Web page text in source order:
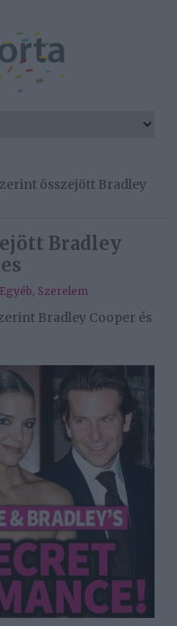
összejött Bradley
Bradley
Egyéb, Szerelem
Bradley Cooper és